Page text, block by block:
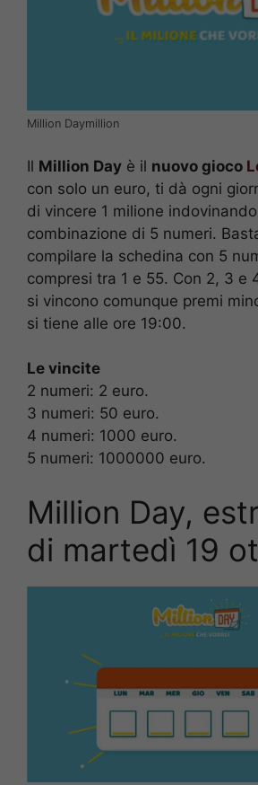
Million Daymillion
Il Million Day è il nuovo gioco
con solo un euro, ti dà ogni
di vincere 1 milione
combinazione di 5 numeri.
compilare la schedina con 5
compresi tra 1 e 55. Con 2, 3 e
si vincono comunque premi
si tiene alle ore 19:00.
Le vincite
2 numeri: 2 euro.
3 numeri: 50 euro.
4 numeri: 1000 euro.
5 numeri: 1000000 euro.
Million Day,
di martedì 19